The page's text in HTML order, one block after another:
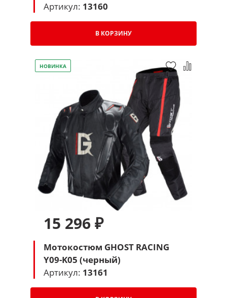
Артикул: 13160
В КОРЗИНУ
НОВИНКА
15 296 ₽
Мотокостюм GHOST RACING
Y09-K05 (черный)
Артикул: 13161